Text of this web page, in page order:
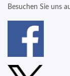
Besuchen Sie uns